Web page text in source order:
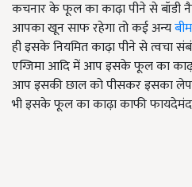
कचनार के फूल का काढ़ा पीने से बॉडी
आपका खून साफ रहेगा तो कई अन्य
ही इसके नियमित काढ़ा पीने से त्वचा
एग्जिमा आदि में आप इसके फूल का
आप इसकी छाल को पीसकर इसका
भी इसके फूल का काढ़ा काफी